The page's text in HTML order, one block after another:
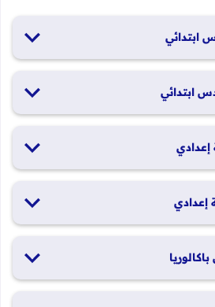
ابتدائي
ابتدائي
إعدادي
إعدادي